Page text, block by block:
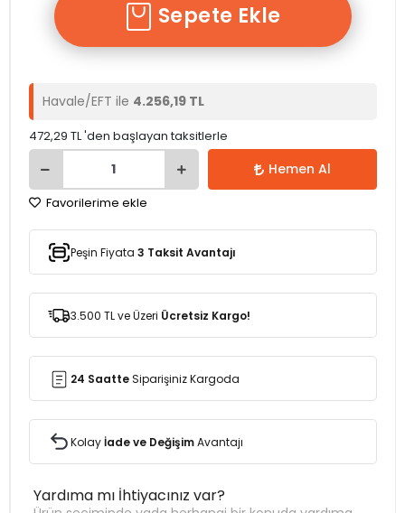
Sepete Ekle
Havale/EFT ile 4.256,19 TL
472,29 TL 'den başlayan taksitlerle
Hemen Al
Favorilerime ekle
Peşin Fiyata 3 Taksit Avantajı
3.500 TL ve Üzeri Ücretsiz Kargo!
24 SaatteSiparişiniz Kargoda
Kolayİade ve DeğişimAvantajı
Yardıma mı İhtiyacınız var?